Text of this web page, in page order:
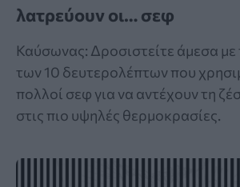
λατρεύουν οι… σεφ
Καύσωνας: Δροσιστείτε άμεσα
των 10 δευτερολέπτων που
πολλοί σεφ για να αντέχουν τη
στις πιο υψηλές θερμοκρασίες.